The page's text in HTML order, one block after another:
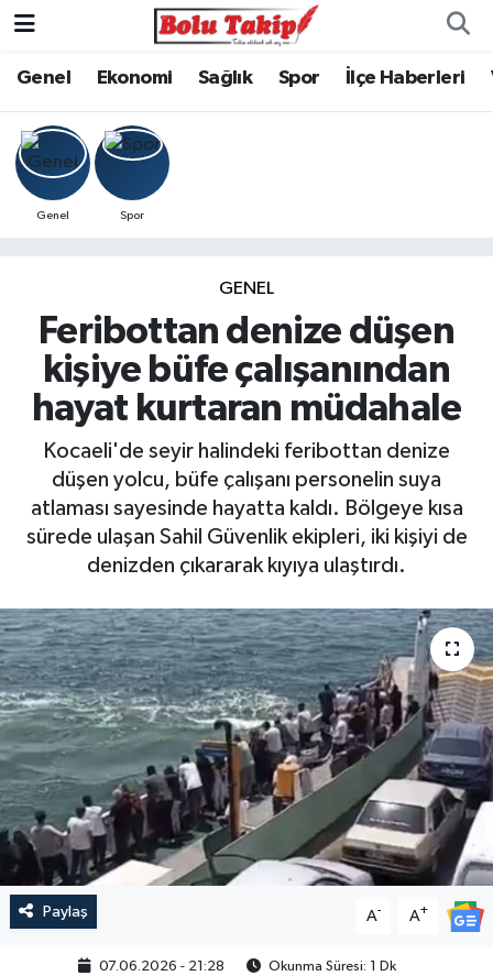
Genel Ekonomi Sağlık Spor İlçe Haberleri
Genel Spor
GENEL
Feribottan denize düşen
kişiye büfe çalışanından
hayat kurtaran müdahale
Kocaeli'de seyir halindeki feribottan denize
düşen yolcu, büfe çalışanı personelin suya
atlaması sayesinde hayatta kaldı. Bölgeye kısa
sürede ulaşan Sahil Güvenlik ekipleri, iki kişiyi de
denizden çıkararak kıyıya ulaştırdı.
Paylaş A- A+
07.06.2026 - 21:28 Okunma Süresi: 1 Dk